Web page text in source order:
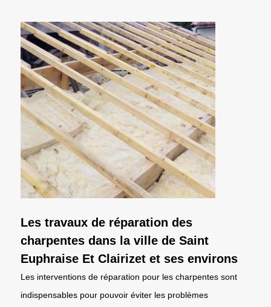
Les travaux de réparation des
charpentes dans la ville de Saint
Euphraise Et Clairizet et ses environs
Les interventions de réparation pour les charpentes sont
indispensables pour pouvoir éviter les problèmes